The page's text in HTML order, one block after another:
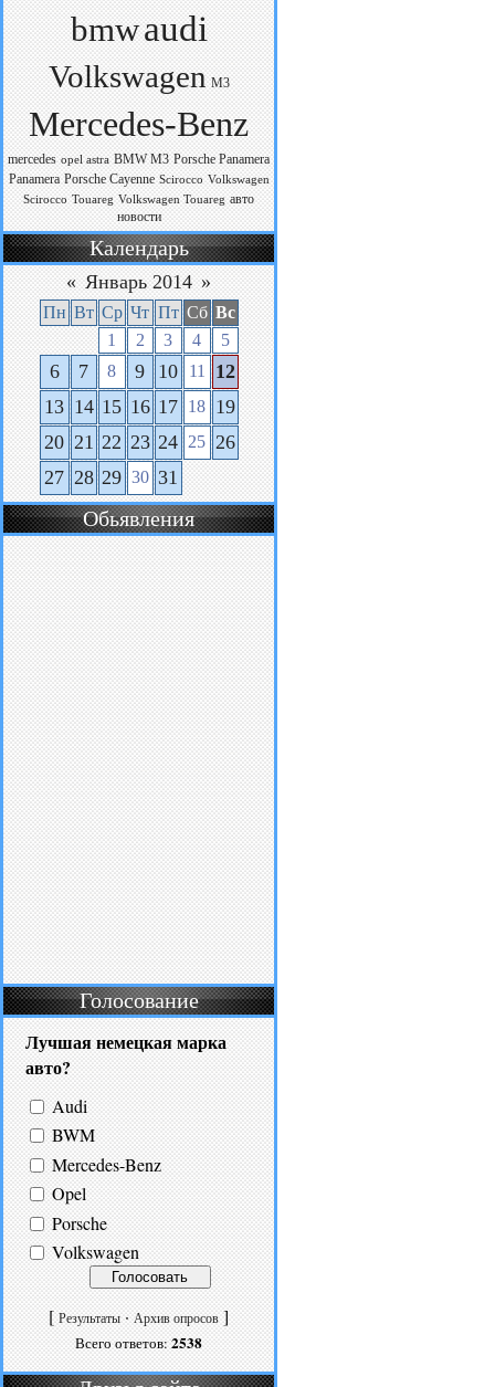
bmwaudi
Volkswagen M3
Mercedes-Benz
mercedes opel astra BMW M3 Porsche Panamera
Panamera Porsche Cayenne Scirocco Volkswagen
Scirocco Touareg Volkswagen Touareg авто
новости
Календарь
« Январь 2014 »
Пн Вт Ср Чт Пт Сб Вс
1
2 3 4 5
6 7 8 9 10 11
12
13 14 15 16 17 18 19
20 21 22 23 24 25 26
27 28 29 30 31
Обьявления
Голосование
Лучшая немецкая марка
авто?
Audi
BWM
Mercedes-Benz
Opel
Porsche
Volkswagen
[Результаты·Архив опросов]
Всего ответов:2538